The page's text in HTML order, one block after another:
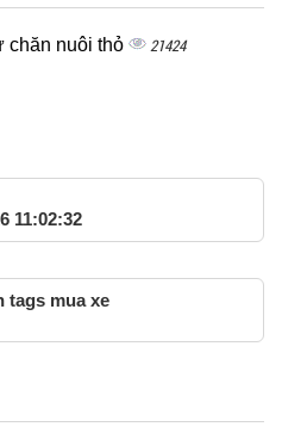
chăn nuôi thỏ 21424
11:02:32
tags mua xe